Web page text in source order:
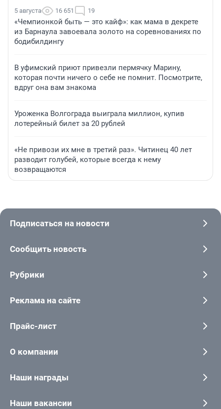
5 августа 16 651 19
«Чемпионкой быть — это кайф»: как мама в декрете
из Барнаула завоевала золото на соревнованиях по
бодибилдингу
В уфимский приют привезли пермячку Марину,
которая почти ничего о себе не помнит. Посмотрите,
вдруг она вам знакома
Уроженка Волгограда выиграла миллион, купив
лотерейный билет за 20 рублей
«Не привози их мне в третий раз». Читинец 40 лет
разводит голубей, которые всегда к нему
возвращаются
Подписаться на новости
Сообщить новость
Рубрики
Реклама на сайте
Прайс-лист
О компании
Наши награды
Наши вакансии